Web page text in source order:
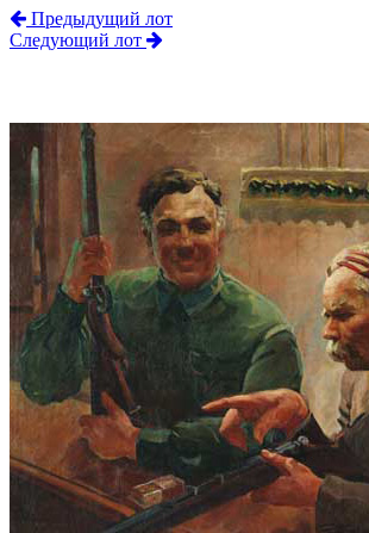
Предыдущий лот
Следующий лот